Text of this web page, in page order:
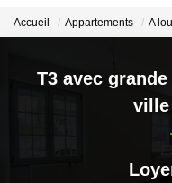
Accueil Appartements A
T3 avec
ville